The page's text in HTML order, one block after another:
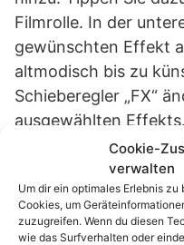
Filmrolle. In der
gewünschten Effekt
altmodisch bis zu
Schieberegler „FX“
ausgewählten Effekts.
Cookie-
verwalten
Um dir ein optimales Erlebnis
Cookies, um
zuzugreifen. Wenn du diesen
wie das Surfverhalten oder